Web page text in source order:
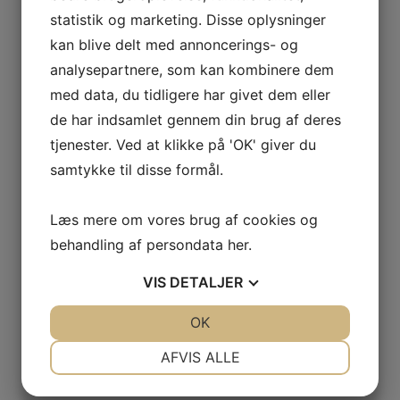
RADAR REFLEKTOR FOR DÆK Ø: 50
269,00DKKDen
oprindelige
pris
var:
269,00 DKK.
242,10DKKDen
aktuelle
pris
er:
242,10 DKK.
Læs mere
RADAR REFLEKTOR FOR STAG Ø:50
oprindelige
var:
aktuelle
er:
Læs mere
statistik og marketing. Disse oplysninger
kan blive delt med annoncerings- og
analysepartnere, som kan kombinere dem
med data, du tidligere har givet dem eller
de har indsamlet gennem din brug af deres
tjenester. Ved at klikke på 'OK' giver du
samtykke til disse formål.
Læs mere om vores brug af cookies og
behandling af persondata her.
VIS DETALJER
AFVIS ALLE
OK